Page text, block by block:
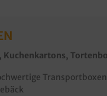
Kuchenkartons,